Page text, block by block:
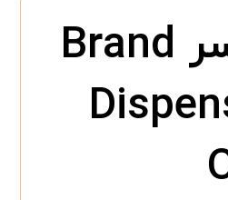
دیسپنسر Brand